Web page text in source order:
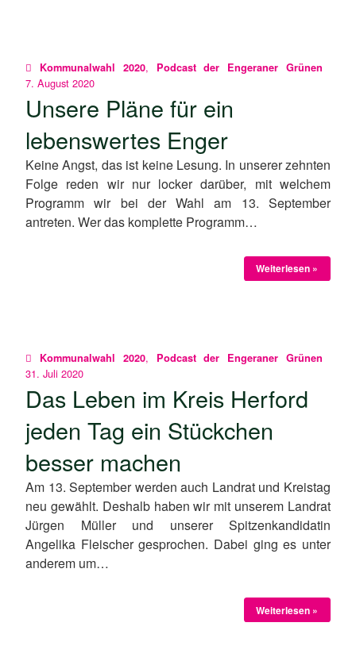
Kommunalwahl 2020, Podcast der Engeraner Grünen
7. August 2020
Unsere Pläne für ein
lebenswertes Enger
Keine Angst, das ist keine Lesung. In unserer zehnten
Folge reden wir nur locker darüber, mit welchem
Programm wir bei der Wahl am 13. September
antreten. Wer das komplette Programm…
Weiterlesen »
Kommunalwahl 2020, Podcast der Engeraner Grünen
31. Juli 2020
Das Leben im Kreis Herford
jeden Tag ein Stückchen
besser machen
Am 13. September werden auch Landrat und Kreistag
neu gewählt. Deshalb haben wir mit unserem Landrat
Jürgen Müller und unserer Spitzenkandidatin
Angelika Fleischer gesprochen. Dabei ging es unter
anderem um…
Weiterlesen »